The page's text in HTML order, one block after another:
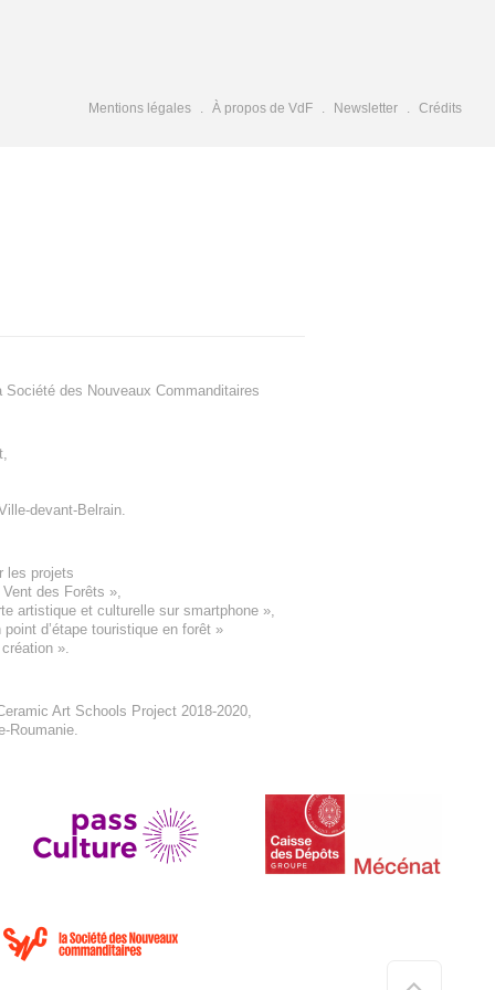
Mentions légales À propos de VdF Newsletter Crédits
Société des Nouveaux Commanditaires
,
devant-Belrain.
les projets
des Forêts »,
artistique et culturelle sur smartphone »,
point d’étape touristique en forêt »
création ».
Art Schools Project 2018-2020,
Roumanie.